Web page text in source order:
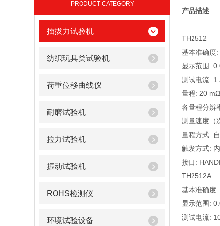
PRODUCT CATEGORY
插拔力试验机
纺织玩具类试验机
荷重位移曲线仪
耐磨试验机
拉力试验机
振动试验机
ROHS检测仪
环境试验设备
产品描述
TH2512
基本准确度
显示范围:
测试电流: 1
量程: 20
各量程分
测量速度（
量程方式:
触发方式:
接口:
TH2512A
基本准确度
显示范围:
测试电流: